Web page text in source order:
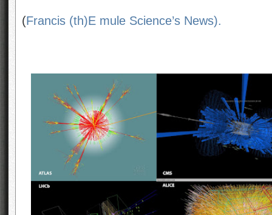
(Francis (th)E mule Science’s News).